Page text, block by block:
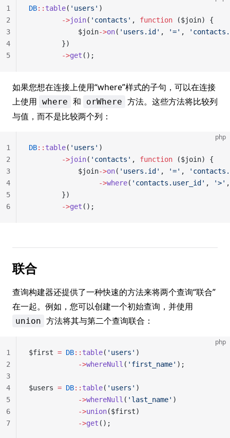
DB:: table( 'users' )
        ->
join( 'contacts' , function ($join) {
            $join
->on( 'users.id' , '=' ,
        })
        ->
get ();
1
2
3
4
5
如果您想在连接上使用“where”样式的子句，可以在连接
上使用 where 和 orWhere 方法。这些方法将比较列
与值，而不是比较两个列：
php
DB:: table( 'users' )
        ->
join( 'contacts' , function ($join) {
            $join
->on( 'users.id' , '=' ,
                 ->
where( 'contacts.user_id' , '>'
        })
        ->
get ();
1
2
3
4
5
6
联合
查询构建器还提供了一种快速的方法来将两个查询“联合”
在一起。例如，您可以创建一个初始查询，并使用
union 方法将其与第二个查询联合：
php
$first = DB:: table( 'users' )
            ->
whereNull ( 'first_name' );
$users = DB:: table( 'users' )
            ->
whereNull ( 'last_name' )
            ->
union($first)
            ->
get ();
1
2
3
4
5
6
7